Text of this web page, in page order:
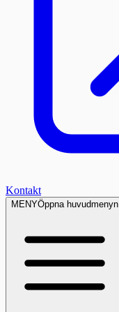
Kontakt
MENYÖppna huvudmenyn